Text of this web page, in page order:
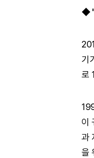
◆ "
기
로
이
과
을